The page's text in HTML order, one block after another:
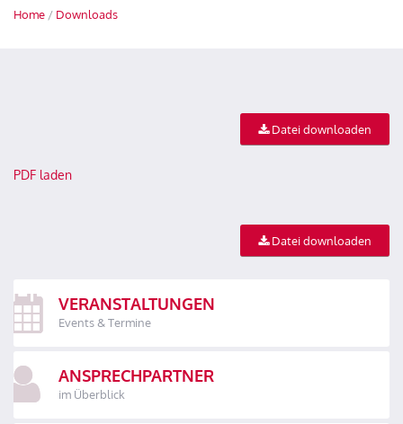
Home / Downloads
Datei downloaden
PDF laden
Datei downloaden
VERANSTALTUNGEN
Events & Termine
ANSPRECHPARTNER
im Überblick